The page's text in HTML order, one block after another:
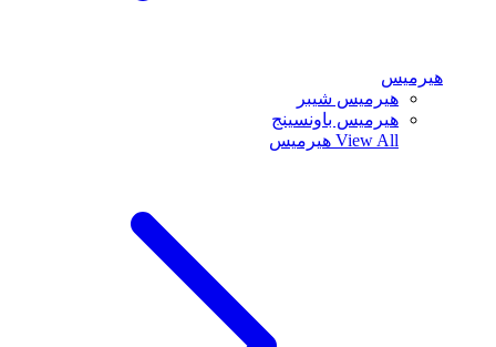
هيرميس
هيرميس شيبر
هيرميس باونسينج
View All هيرميس